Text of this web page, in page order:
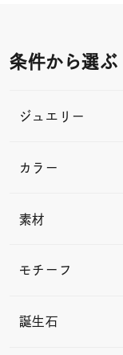
条件から選ぶ
ジュエリー
カラー
素材
モチーフ
誕生石